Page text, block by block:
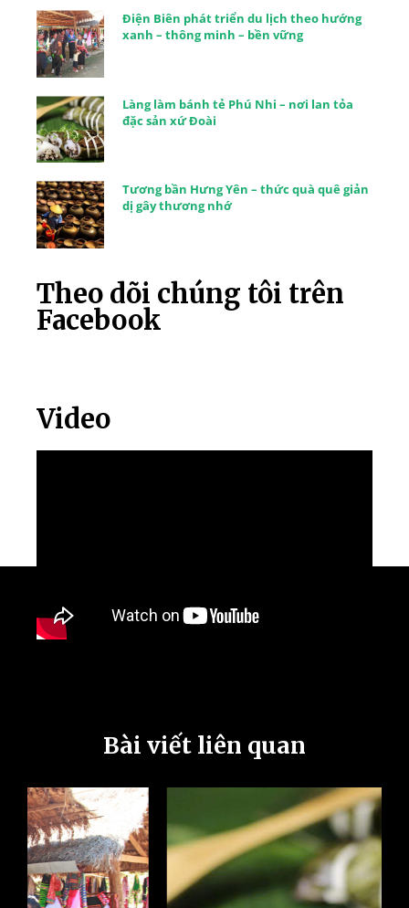
Điện Biên phát triển du lịch theo hướng
xanh – thông minh – bền vững
Làng làm bánh tẻ Phú Nhi – nơi lan tỏa
đặc sản xứ Đoài
Tương bần Hưng Yên – thức quà quê giản
dị gây thương nhớ
Theo dõi chúng tôi trên
Facebook
Video
Bài viết liên quan